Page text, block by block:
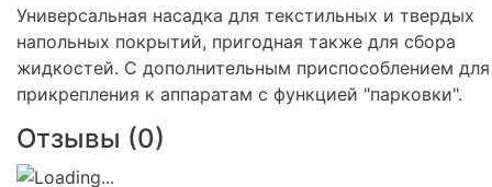
Универсальная насадка для текстильных и твердых
напольных покрытий, пригодная также для сбора
жидкостей. С дополнительным приспособлением для
прикрепления к аппаратам с функцией "парковки".
Отзывы (0)